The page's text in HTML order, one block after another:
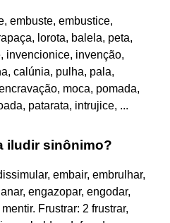
embuste, embustice,
lorota, balela, peta,
invencionice, invenção,
calúnia, pulha, pala,
moca, pomada,
patarata, intrujice, ...
iludir sinônimo?
embair, embrulhar,
engazopar, engodar,
Frustrar: 2 frustrar,